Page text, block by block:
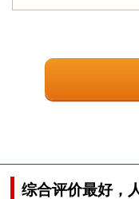
综合评价最好，